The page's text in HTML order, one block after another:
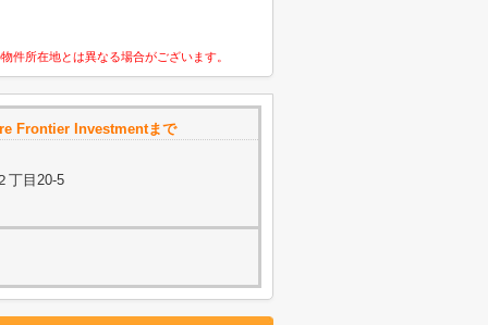
件所在地とは異なる場合がございます。
Frontier Investmentまで
丁目20-5